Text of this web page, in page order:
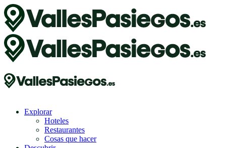
Explorar
Hoteles
Restaurantes
Cosas que hacer